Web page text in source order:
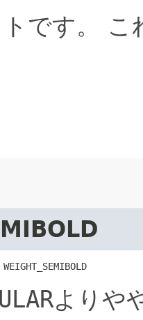
です。
こ
WEIGHT_SEMIBOLD
よりや